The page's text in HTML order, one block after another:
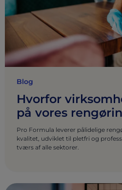
Blog
Hvorfor
på vores
Pro Formula leverer pålidelige
kvalitet, udviklet til pletfri og
tværs af alle sektorer.